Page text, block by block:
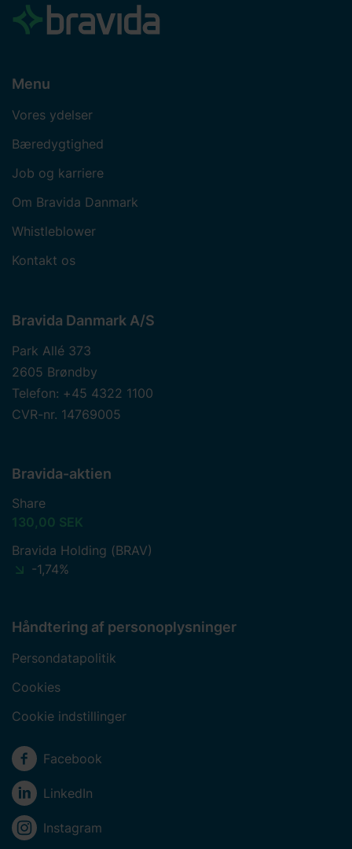
Menu
Vores ydelser
Bæredygtighed
Job og karriere
Om Bravida Danmark
Whistleblower
Kontakt os
Bravida Danmark A/S
Park Allé 373
2605 Brøndby
Telefon: +45 4322 1100
CVR-nr. 14769005
Bravida-aktien
Share
130,00 SEK
Bravida Holding (BRAV)
-1,74%
Håndtering af personoplysninger
Persondatapolitik
Cookies
Cookie indstillinger
Sociale medier
Facebook
LinkedIn
Instagram